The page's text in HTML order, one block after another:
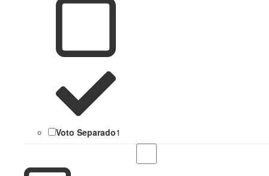
Voto Separado1